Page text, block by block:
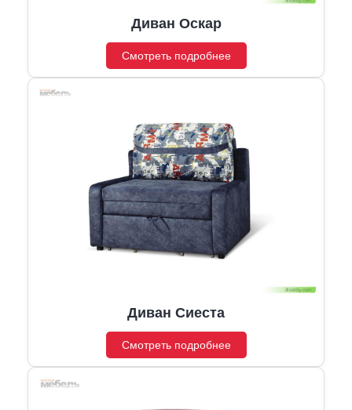
Диван Оскар
Смотреть подробнее
Диван Сиеста
Смотреть подробнее